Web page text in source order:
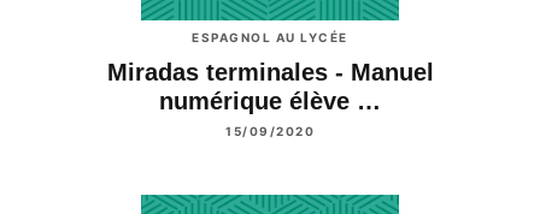
ESPAGNOL AU LYCÉE
Miradas terminales - Manuel
numérique élève …
15/09/2020